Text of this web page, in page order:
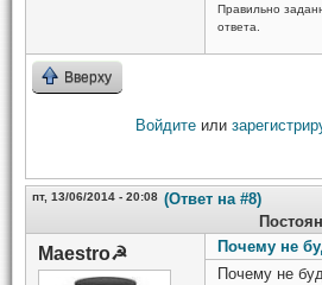
Правильно
ответа.
Вверху
Войдите или
пт, 13/06/2014 - 20:08 (Ответ на #8)
Maestro☭
Почему не
Почему не